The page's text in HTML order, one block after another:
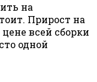
на
Прирост на
всей сборки
одной